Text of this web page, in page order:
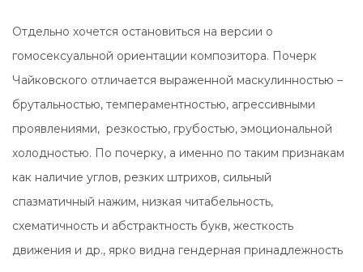
Отдельно хочется остановиться на версии о
гомосексуальной ориентации композитора. Почерк
Чайковского отличается выраженной маскулинностью –
брутальностью, темпераментностью, агрессивными
проявлениями, резкостью, грубостью, эмоциональной
холодностью. По почерку, а именно по таким признакам
как наличие углов, резких штрихов, сильный
спазматичный нажим, низкая читабельность,
схематичность и абстрактность букв, жесткость
движения и др., ярко видна гендерная принадлежность